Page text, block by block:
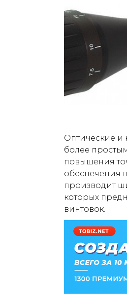
Оптические
более
повышения
обеспечения
производит
которых
винтовок.